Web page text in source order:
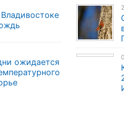
ожидается